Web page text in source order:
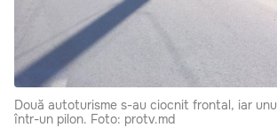
Două autoturisme s-au ciocnit frontal, iar
într-un pilon. Foto: protv.md